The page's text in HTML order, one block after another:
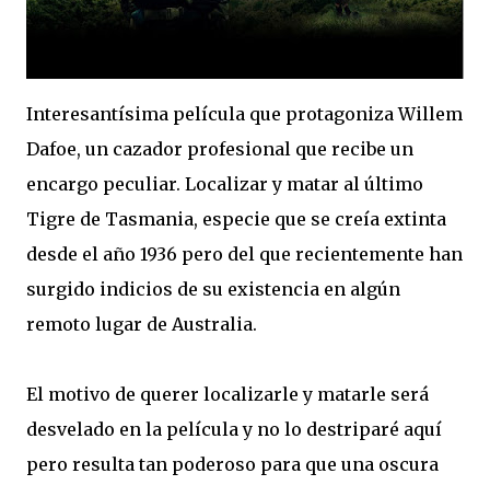
Interesantísima película que protagoniza Willem
Dafoe, un cazador profesional que recibe un
encargo peculiar. Localizar y matar al último
Tigre de Tasmania, especie que se creía extinta
desde el año 1936 pero del que recientemente han
surgido indicios de su existencia en algún
remoto lugar de Australia.
El motivo de querer localizarle y matarle será
desvelado en la película y no lo destriparé aquí
pero resulta tan poderoso para que una oscura